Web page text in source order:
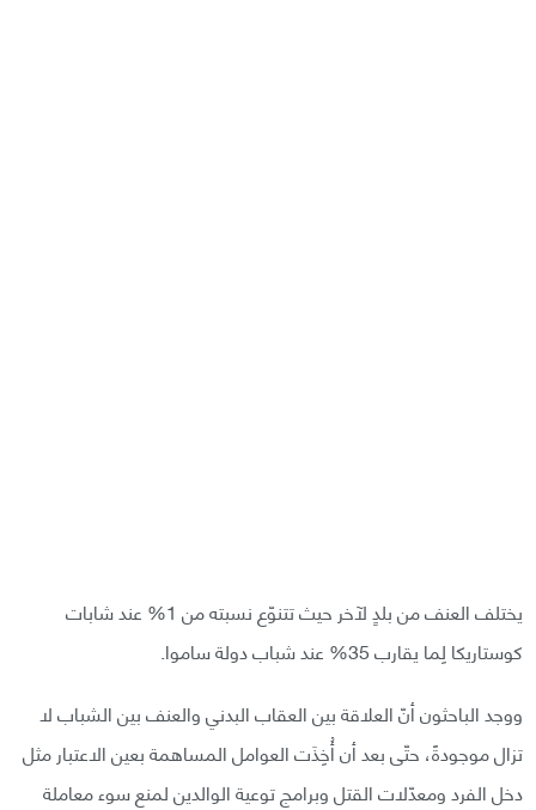
يختلف العنف من بلدٍ لآخر حيث تتنوّع نسبته من 1% عند شابات
كوستاريكا لِما يقارب 35% عند شباب دولة ساموا.
ووجد الباحثون أنّ العلاقة بين العقاب البدني والعنف بين الشباب لا
تزال موجودةً، حتّى بعد أن أُخِذَت العوامل المساهمة بعين الاعتبار مثل
دخل الفرد ومعدّلات القتل وبرامج توعية الوالدين لمنع سوء معاملة